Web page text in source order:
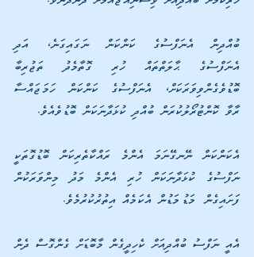
ބުއްދިން އެނަފްސުގެ ކަންކަން ނަގައިގަނެ، އަދި
ރާވާ ކޮންޓުރޯލުކުރަން ބުއްދި ކުޅަދާނަކަން ބޮޑުވެއެވެ.
ނަފްސުގެ ކުޅަދާނަކަން ހުރި އެންމެ މަދު މިންވަރަކުން
ފަށައިގެން މަޑުމަޑުން އެކަމެއް އިތުރުކުރުމެވެ.
އެއީ ނަފްސު ބުއްދިއަށް ކެހިދީގެން މާބޮޑަށް ގެންގޮސް ދެން